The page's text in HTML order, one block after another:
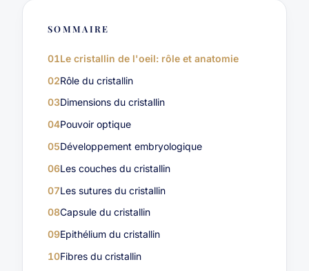
SOMMAIRE
01Le cristallin de l'oeil: rôle et anatomie
02Rôle du cristallin
03Dimensions du cristallin
04Pouvoir optique
05Développement embryologique
06Les couches du cristallin
07Les sutures du cristallin
08Capsule du cristallin
09Epithélium du cristallin
10Fibres du cristallin